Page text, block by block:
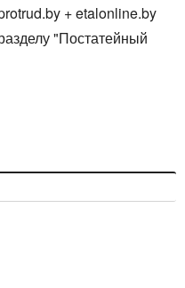
+ etalonline.by
"Постатейный